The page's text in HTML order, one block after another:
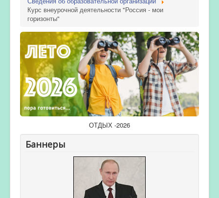
Курс внеурочной деятельности "Россия - мои
горизонты"
ОТДЫХ -2026
Баннеры